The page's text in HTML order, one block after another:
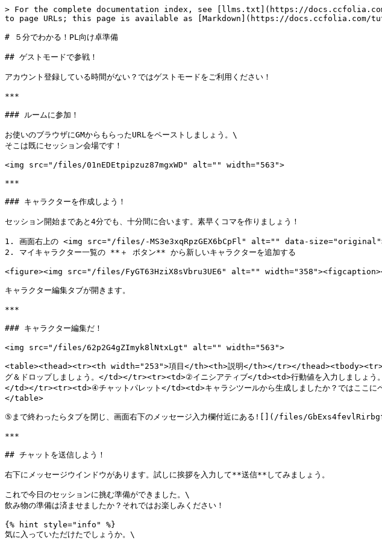
> For the complete documentation index, see [llms.txt](https://
to page URLs; this page is available as [Markdown](https://
# ５分でわかる！PL向け卓準備
## ゲストモードで参戦！
アカウント登録している時間がない？ではゲストモードをご利用ください！
***
### ルームに参加！
お使いのブラウザにGMからもらったURLをペーストしましょう。\
そこは既にセッション会場です！
<img src="/files/01nEDEtpipzuz87mgxWD" alt="" width="563">
***
### キャラクターを作成しよう！
セッション開始まであと4分でも、十分間に合います。素早くコマを作りましょう！
1. 画面右上の <img src="/files/-MS3e3xqRpzGEX6bCpFl" alt="" data-size="original">**
2. マイキャラクター一覧の **＋ ボタン** から新しいキャラクターを追加する
<figure><img src="/files/FyGT63HziX8sVbru3UE6" alt=""
キャラクター編集タブが開きます。
***
### キャラクター編集だ！
<img src="/files/62p2G4gZImyk8lNtxLgt" alt="" width="563">
<table><thead><tr><th width="253">項目</th><th>説明</th></tr></thead><tbody><tr><td>①
グ＆ドロップしましょう。</td></tr><tr><td>②イニシアティブ</td><td>行動値を入力しましょ
</td></tr><tr><td>④チャットパレット</td><td>キャラシツールから生成しましたか？ではこ
</table>
⑤まで終わったらタブを閉じ、画面右下のメッセージ入力欄付近にある![](/files/
***
## チャットを送信しよう！
右下にメッセージウインドウがあります。試しに挨拶を入力して**送信**してみましょう。
これで今日のセッションに挑む準備ができました。\
飲み物の準備は済ませましたか？それではお楽しみください！
{% hint style="info" %}
気に入っていただけたでしょうか。\